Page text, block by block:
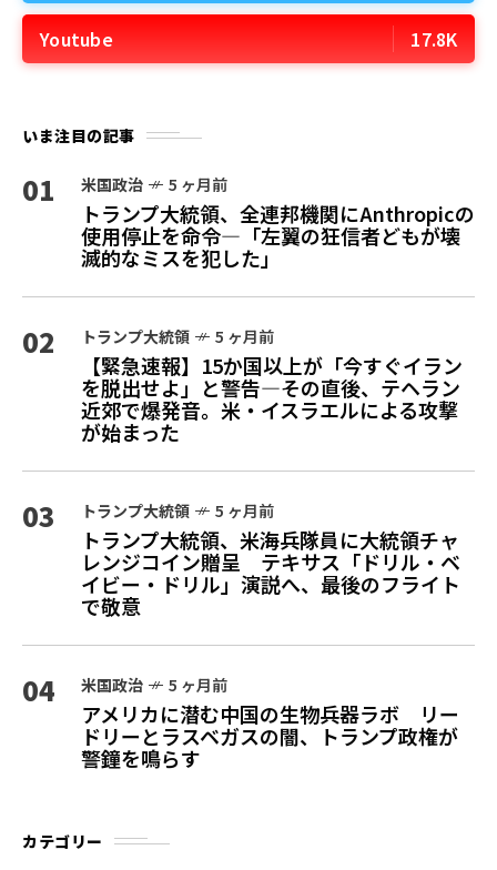
Youtube 17.8K
いま注目の記事
01 米国政治 5 ヶ月前
トランプ大統領、全連邦機関にAnthropicの
使用停止を命令—「左翼の狂信者どもが壊
滅的なミスを犯した」
02 トランプ大統領 5 ヶ月前
【緊急速報】15か国以上が「今すぐイラン
を脱出せよ」と警告—その直後、テヘラン
近郊で爆発音。米・イスラエルによる攻撃
が始まった
03 トランプ大統領 5 ヶ月前
トランプ大統領、米海兵隊員に大統領チャ
レンジコイン贈呈 テキサス「ドリル・ベ
イビー・ドリル」演説へ、最後のフライト
で敬意
04 米国政治 5 ヶ月前
アメリカに潜む中国の生物兵器ラボ リー
ドリーとラスベガスの闇、トランプ政権が
警鐘を鳴らす
カテゴリー